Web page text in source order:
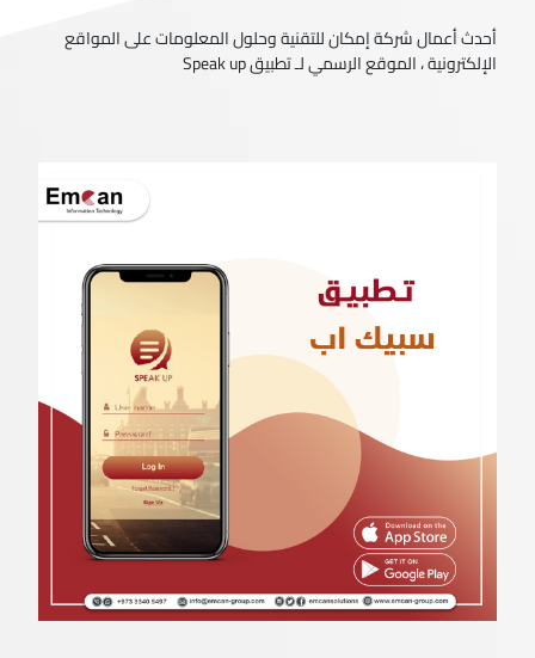
أحدث أعمال شركة إمكان للتقنية وحلول المعلومات على المواقع
الإلكترونية ، الموقع الرسمي لـ تطبيق Speak up